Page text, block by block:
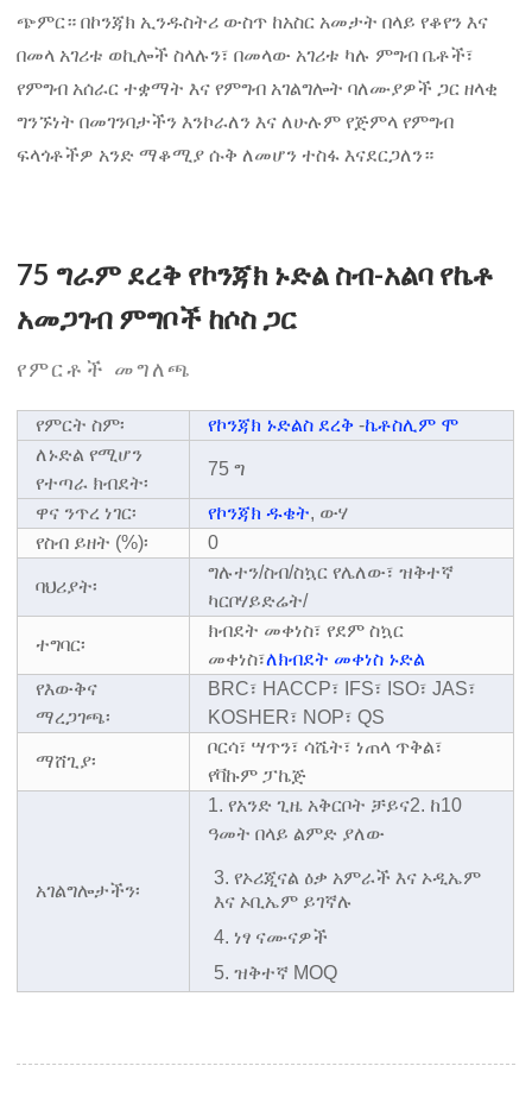
ጭምር። በኮንጃክ ኢንዱስትሪ ውስጥ ከአስር አመታት በላይ የቆየን እና
በመላ አገሪቱ ወኪሎች ስላሉን፣ በመላው አገሪቱ ካሉ ምግብ ቤቶች፣
የምግብ አሰራር ተቋማት እና የምግብ አገልግሎት ባለሙያዎች ጋር ዘላቂ
ግንኙነት በመገንባታችን እንኮራለን እና ለሁሉም የጅምላ የምግብ
ፍላጎቶችዎ አንድ ማቆሚያ ሱቅ ለመሆን ተስፋ እናደርጋለን።
75 ግራም ደረቅ የኮንጃክ ኑድል ስብ-አልባ የኬቶ
አመጋገብ ምግቦች ከሶስ ጋር
የምርቶች መግለጫ
የምርት ስም፡ የኮንጃክ ኑድልስ ደረቅ -ኬቶስሊም ሞ
ለኑድል የሚሆን
የተጣራ ክብደት፡
75 ግ
ዋና ንጥረ ነገር፡ የኮንጃክ ዱቄት, ውሃ
የስብ ይዘት (%)፡
0
ባህሪያት፡
ግሉተን/ስብ/ስኳር የሌለው፣ ዝቅተኛ
ካርቦሃይድሬት/
ተግባር፡
ክብደት መቀነስ፣ የደም ስኳር
መቀነስ፣ለክብደት መቀነስ ኑድል
የእውቅና
ማረጋገጫ፡
BRC፣ HACCP፣ IFS፣ ISO፣ JAS፣
KOSHER፣ NOP፣ QS
ማሸጊያ፡
ቦርሳ፣ ሣጥን፣ ሳሼት፣ ነጠላ ጥቅል፣
የቫኩም ፓኬጅ
አገልግሎታችን፡
1. የአንድ ጊዜ አቅርቦት ቻይና2. ከ10
ዓመት በላይ ልምድ ያለው
3. የኦሪጂናል ዕቃ አምራች እና ኦዲኤም
እና ኦቢኤም ይገኛሉ
4. ነፃ ናሙናዎች
5. ዝቅተኛ MOQ